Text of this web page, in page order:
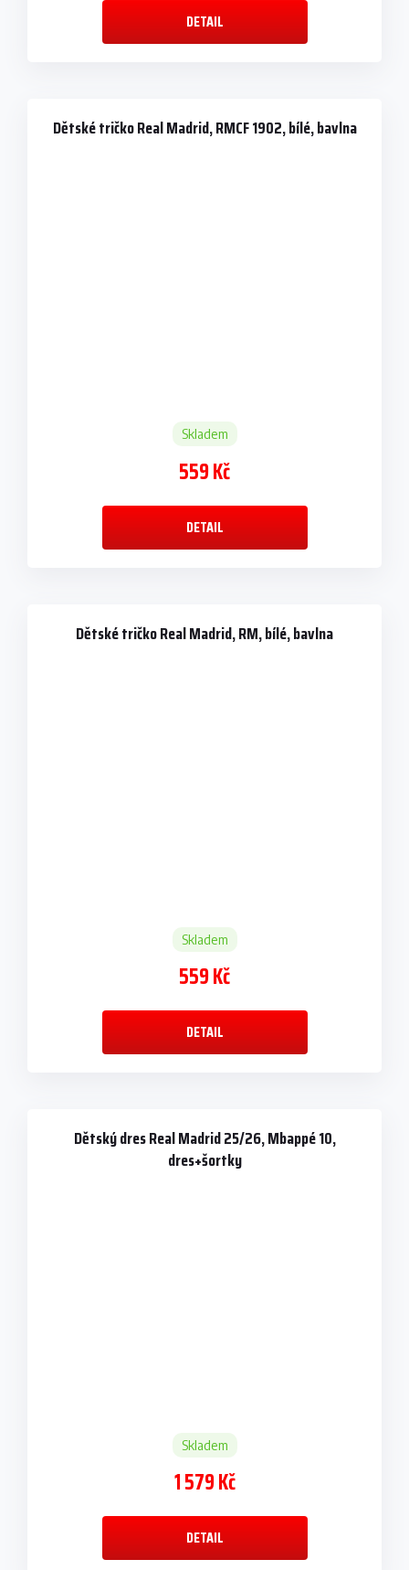
DETAIL
Dětské tričko Real Madrid, RMCF 1902, bílé, bavlna
Skladem
559 Kč
DETAIL
Dětské tričko Real Madrid, RM, bílé, bavlna
Skladem
559 Kč
DETAIL
Dětský dres Real Madrid 25/26, Mbappé 10,
dres+šortky
Skladem
1 579 Kč
DETAIL